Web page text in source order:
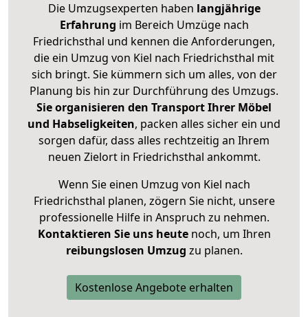
Die Umzugsexperten haben langjährige
Erfahrung im Bereich Umzüge nach
Friedrichsthal und kennen die Anforderungen,
die ein Umzug von Kiel nach Friedrichsthal mit
sich bringt. Sie kümmern sich um alles, von der
Planung bis hin zur Durchführung des Umzugs.
Sie organisieren den Transport Ihrer Möbel
und Habseligkeiten, packen alles sicher ein und
sorgen dafür, dass alles rechtzeitig an Ihrem
neuen Zielort in Friedrichsthal ankommt.
Wenn Sie einen Umzug von Kiel nach
Friedrichsthal planen, zögern Sie nicht, unsere
professionelle Hilfe in Anspruch zu nehmen.
Kontaktieren Sie uns heutenoch, um Ihren
reibungslosen Umzug zu planen.
Kostenlose Angebote erhalten